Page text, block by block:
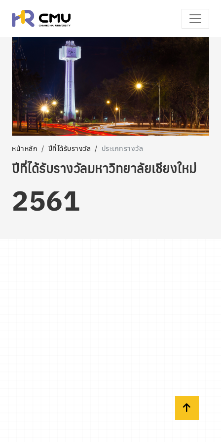
หน้าหลัก ปีที่ได้รับรางวัล ประเภทรางวัล
ปีที่ได้รับรางวัลมหาวิทยาลัยเชียงใหม่
2561